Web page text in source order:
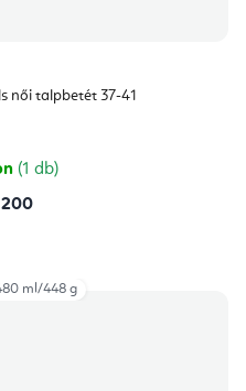
női talpbetét 37-41
(1 db)
200
ml/448 g